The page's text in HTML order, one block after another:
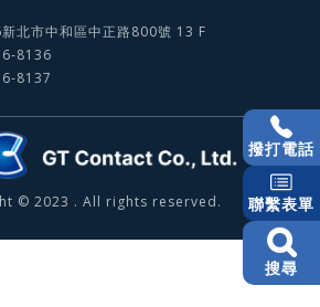
北市中和區中正路800號 13 F
8136
8137
© 2023 . All rights reserved.
撥打電話
聯繫表單
搜尋